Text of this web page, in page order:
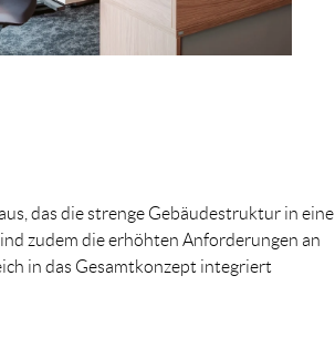
das die strenge Gebäudestruktur in eine
zudem die erhöhten Anforderungen an
in das Gesamtkonzept integriert